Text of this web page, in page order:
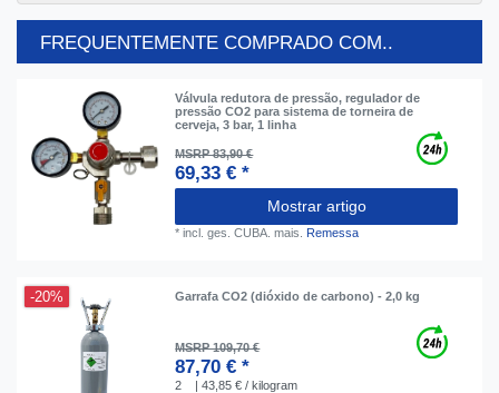
FREQUENTEMENTE COMPRADO COM..
Válvula redutora de pressão, regulador de
pressão CO2 para sistema de torneira de
cerveja, 3 bar, 1 linha
MSRP 83,90 €
69,33 € *
Mostrar artigo
*incl. ges. CUBA. mais. Remessa
-20% Garrafa CO2 (dióxido de carbono) - 2,0 kg
MSRP 109,70 €
87,70 € *
2 | 43,85 € / kilogram